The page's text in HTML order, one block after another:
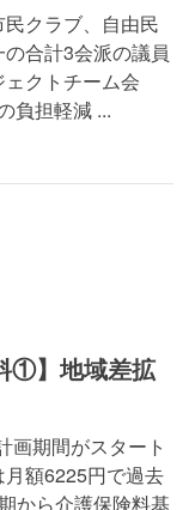
クラブ、自由民
合計3会派の議員
クトチーム会
負担軽減 ...
①】地域差拡
画期間がスタート
額6225円で過去
から介護保険料基